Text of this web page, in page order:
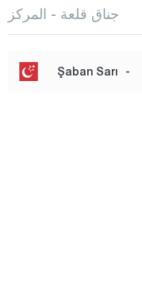
جناق قلعة - المركز
Şaban Sarı -